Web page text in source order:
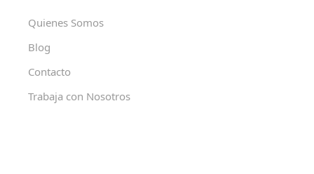
Quienes Somos
Blog
Contacto
Trabaja con Nosotros